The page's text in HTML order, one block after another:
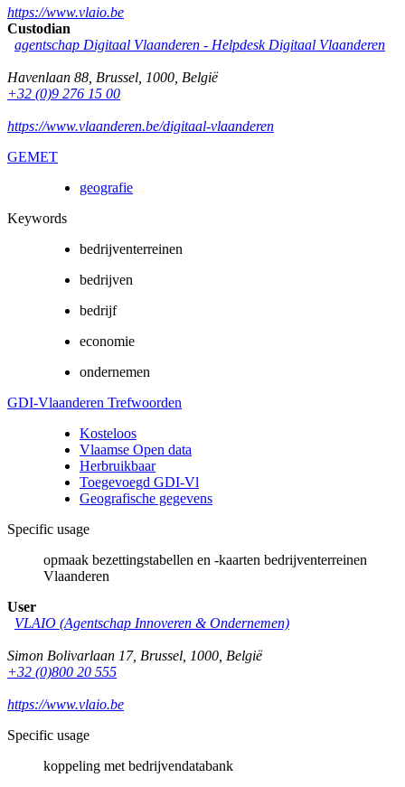
https://www.vlaio.be
Custodian
agentschap Digitaal Vlaanderen - Helpdesk Digitaal Vlaanderen
Havenlaan 88 Brussel 1000 België
+32 (0)9 276 15 00
https://www.vlaanderen.be/digitaal-vlaanderen
GEMET
geografie
Keywords
bedrijventerreinen
bedrijven
bedrijf
economie
ondernemen
GDI-Vlaanderen Trefwoorden
Kosteloos
Vlaamse Open data
Herbruikbaar
Toegevoegd GDI-Vl
Geografische gegevens
Specific usage
opmaak bezettingstabellen en -kaarten bedrijventerreinen
Vlaanderen
User
VLAIO (Agentschap Innoveren & Ondernemen)
Simon Bolivarlaan 17, Brussel 1000 België
+32 (0)800 20 555
https://www.vlaio.be
Specific usage
koppeling met bedrijvendatabank